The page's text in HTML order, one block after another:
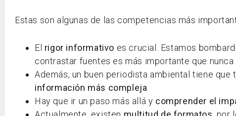
Estas son algunas de las competencias más
El rigor informativo es crucial. Estamos
contrastar fuentes es más importante que
Además, un buen periodista ambiental tiene que
información más compleja.
Hay que ir un paso más allá y comprender el